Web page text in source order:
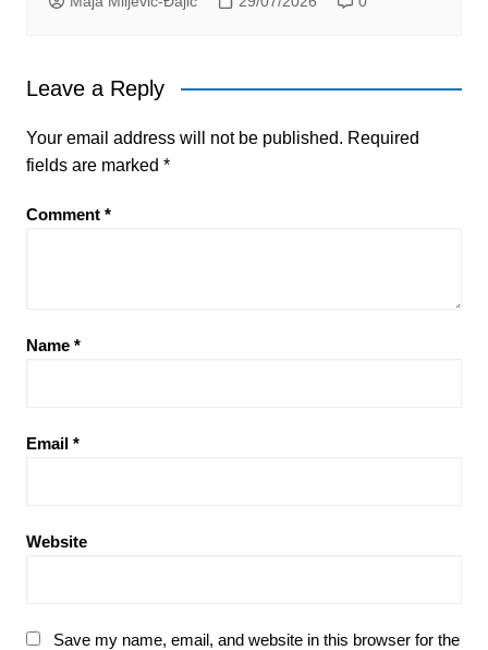
Leave a Reply
Your email address will not be published. Required
fields are marked *
Comment *
Name *
Email *
Website
Save my name, email, and website in this browser for the